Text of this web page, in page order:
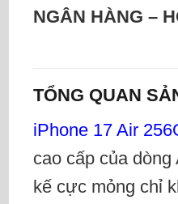
NGÂN HÀNG –
TỔNG QUAN
iPhone 17 Air
cao cấp của
kế cực mỏng chỉ